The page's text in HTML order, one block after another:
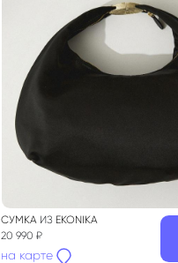
СУМКА ИЗ EKONIKA
20 990 ₽
на карте